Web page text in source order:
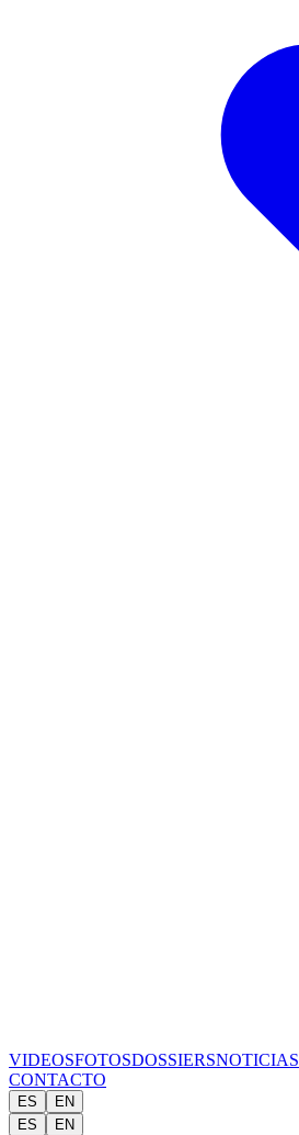
VIDEOSFOTOSDOSSIERSNOTICIAS
CONTACTO
ES
EN
ES
EN